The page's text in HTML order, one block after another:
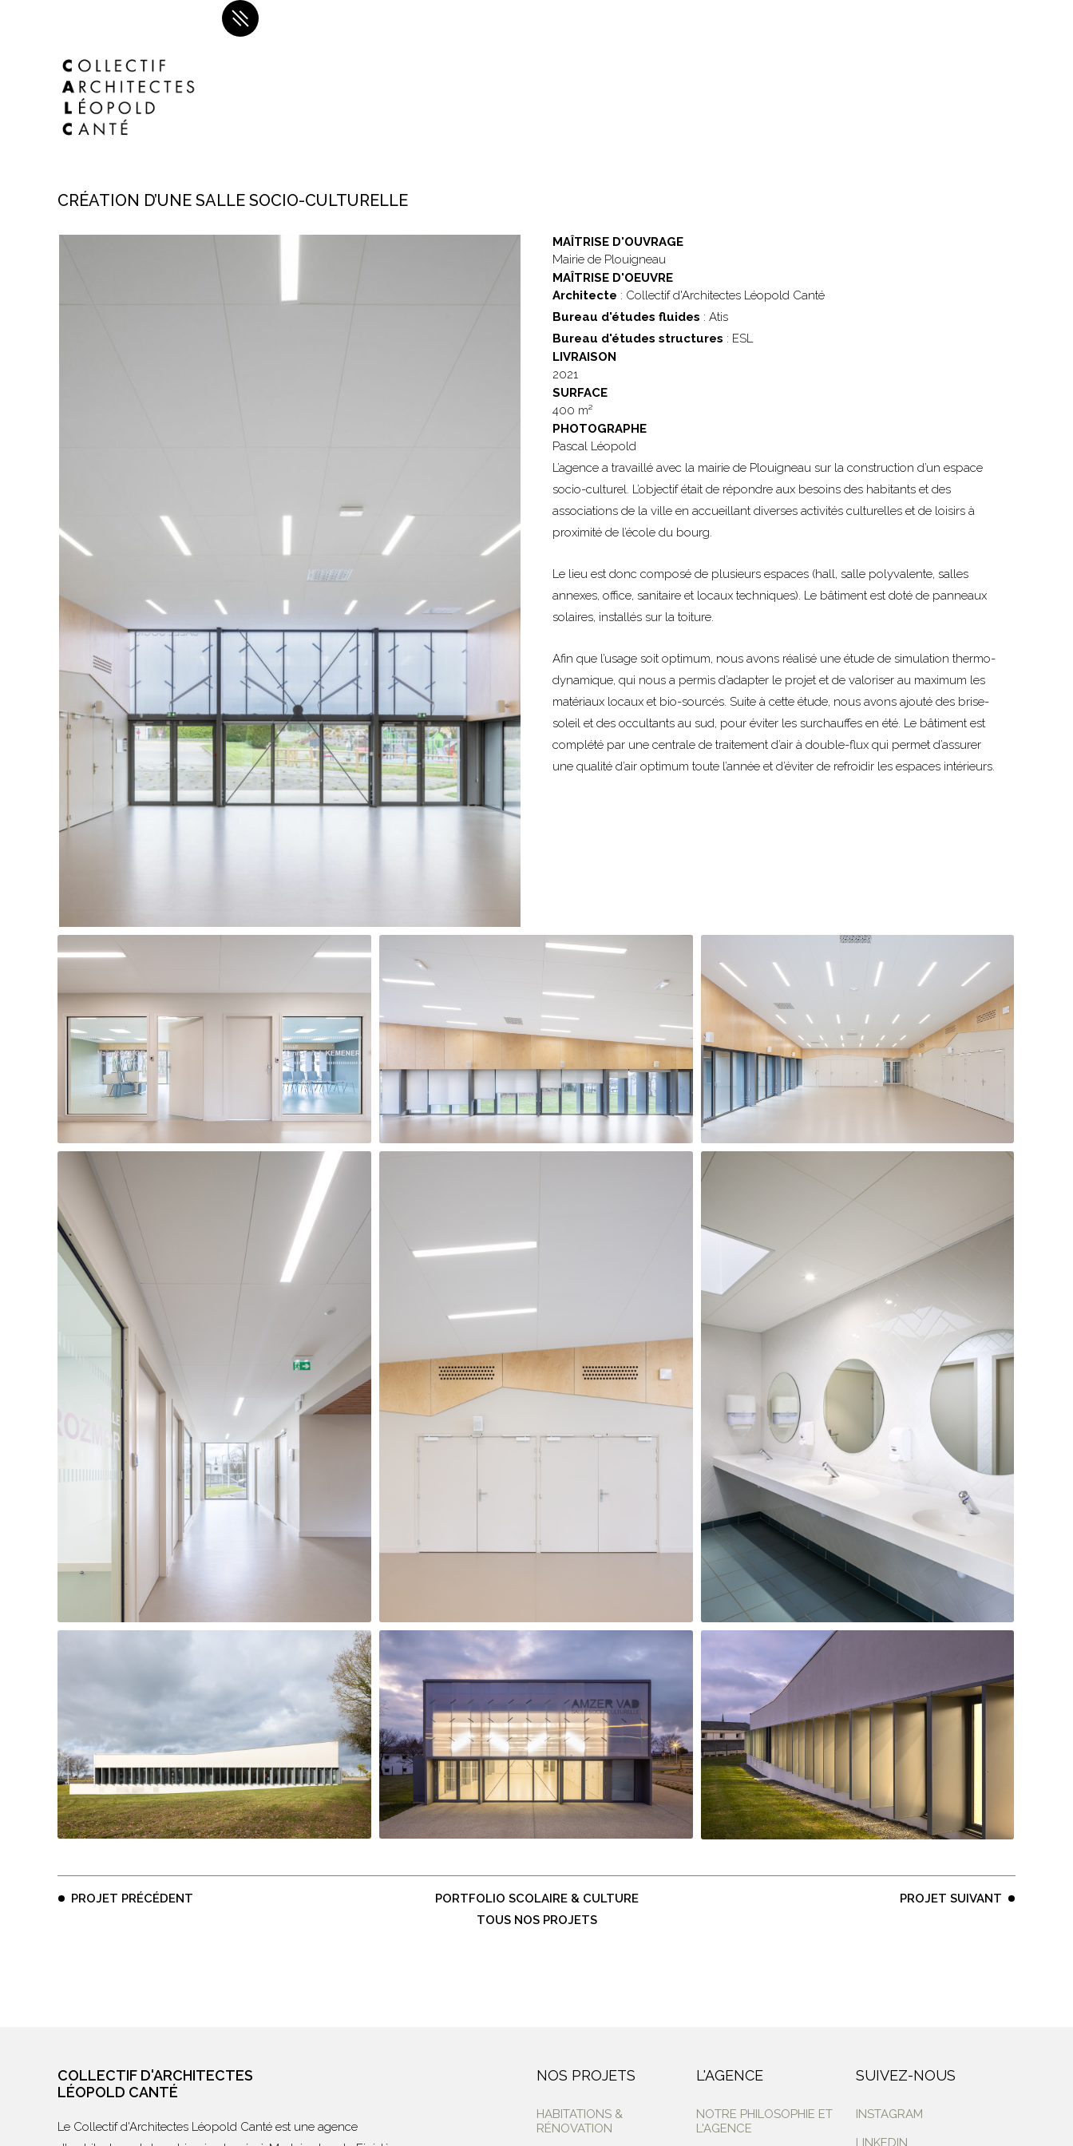
CRÉATION D’UNE SALLE SOCIO-CULTURELLE
MAÎTRISE D'OUVRAGE
Mairie de Plouigneau
MAÎTRISE D'OEUVRE
Architecte : Collectif d'Architectes Léopold Canté
Bureau d'études fluides : Atis
Bureau d'études structures : ESL
LIVRAISON
2021
SURFACE
400 m²
PHOTOGRAPHE
Pascal Léopold
L’agence a travaillé avec la mairie de Plouigneau sur la construction d’un espace
socio-culturel. L’objectif était de répondre aux besoins des habitants et des
associations de la ville en accueillant diverses activités culturelles et de loisirs à
proximité de l’école du bourg.
Le lieu est donc composé de plusieurs espaces (hall, salle polyvalente, salles
annexes, office, sanitaire et locaux techniques). Le bâtiment est doté de panneaux
solaires, installés sur la toiture.
Afin que l’usage soit optimum, nous avons réalisé une étude de simulation thermo-
dynamique, qui nous a permis d’adapter le projet et de valoriser au maximum les
matériaux locaux et bio-sourcés. Suite à cette étude, nous avons ajouté des brise-
soleil et des occultants au sud, pour éviter les surchauffes en été. Le bâtiment est
complété par une centrale de traitement d’air à double-flux qui permet d’assurer
une qualité d’air optimum toute l’année et d’éviter de refroidir les espaces intérieurs.
PROJET PRÉCÉDENT
PORTFOLIO SCOLAIRE & CULTURE
TOUS NOS PROJETS
PROJET SUIVANT
COLLECTIF D'ARCHITECTES
LÉOPOLD CANTÉ
Le Collectif d'Architectes Léopold Canté est une agence
NOS PROJETS
HABITATIONS &
RÉNOVATION
L'AGENCE
NOTRE PHILOSOPHIE ET
L'AGENCE
SUIVEZ-NOUS
INSTAGRAM
LINKEDIN